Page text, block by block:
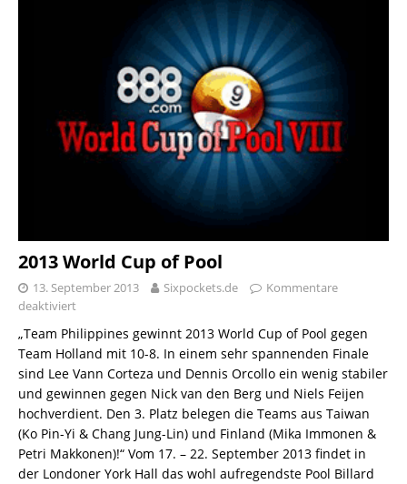
2013 World Cup of Pool
13. September 2013 Sixpockets.de
Kommentare
deaktiviert
„Team Philippines gewinnt 2013 World Cup of Pool gegen
Team Holland mit 10-8. In einem sehr spannenden Finale
sind Lee Vann Corteza und Dennis Orcollo ein wenig stabiler
und gewinnen gegen Nick van den Berg und Niels Feijen
hochverdient. Den 3. Platz belegen die Teams aus Taiwan
(Ko Pin-Yi & Chang Jung-Lin) und Finland (Mika Immonen &
Petri Makkonen)!“ Vom 17. – 22. September 2013 findet in
der Londoner York Hall das wohl aufregendste Pool Billard